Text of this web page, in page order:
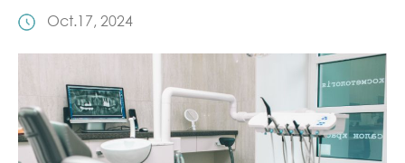
Oct.17, 2024